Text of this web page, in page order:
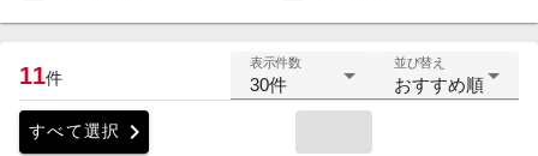
11件
表示件数
30件
並び替え
おすすめ順
すべて選択 chevron_right